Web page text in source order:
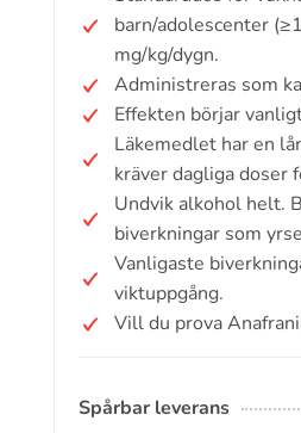
barn/adolescenter
mg/kg/dygn.
Administreras som
Effekten börjar
Läkemedlet har en
kräver dagliga doser
Undvik alkohol helt.
biverkningar som
Vanligaste
viktuppgång.
Vill du prova
Spårbar leverans